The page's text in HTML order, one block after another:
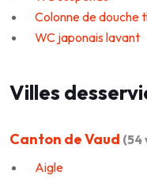
Colonne de douche
WC japonais lavant
Villes
Canton de Vaud (54
Aigle